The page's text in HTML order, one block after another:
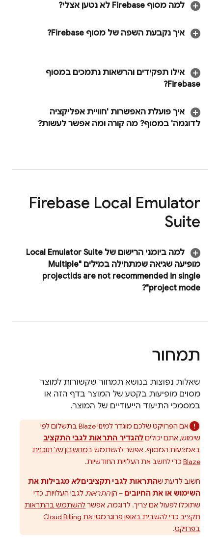
למה מסוף Firebase לא נטען אצלי?
איך נקבעת השפה של מסוף Firebase
?
אילו תפקידים והרשאות נתמכים במסוף
Firebase
?
איך פועלת האפשרות 'חוויית אפליקציה
לדוגמה' במסוף? מה קורה ומה אפשר לעשות?
Firebase Local Emulator
Suite
למה ביומני הרישום של Local Emulator Suite
מופיעה שגיאה שמתחילה במילים "Multiple
projectIds are not recommended in single
project mode"?
תמחור
שאלות נפוצות בנושא תמחור שקשורות למוצר
מסוים מופיעות בקטע של המוצר בדף הזה או
במסמכי התיעוד הייעודיים של המוצר.
אם הפרויקט שלכם מוגדר למינוי Blaze בתשלום לפי
שימוש, אתם יכוליםלהגדיר התראות לגבי התקציב
באמצעות המסוף. אפשר להשתמש במחשבון של תוכנית
Blaze כדי לחשב את העלויות החודשיות.
חשוב לדעת שהתראות לגבי תקציביםלאמגבילות את
השימוש או את החיובים – הןהתראות לגבי העלויות, כדי
שתוכלו לפעול אם צריך. לדוגמה, אפשרלהשתמש בהתראות
תקציב כדי להשבית באופן פרוגרמטי את Cloud Billing
בפרויקט.